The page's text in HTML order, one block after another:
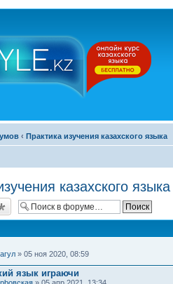
‹ Практика изучения казахского языка
казахского языка
» 05 ноя 2020, 08:59
язык играючи